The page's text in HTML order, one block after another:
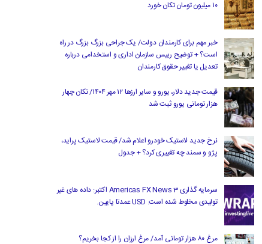
۱۰ میلیون تومان تکان خورد
خبر مهم برای کارمندان دولت/ یک جراحی بزرگ بزرگ در راه
است؟ + توضیح رییس سازمان اداری و استخدامی درباره
تعدیل یا تغییر حقوق کارمندان
قیمت جدید دلار، یورو و سایر ارزها ۱۲ مهر ۱۴۰۴/ تکان چهار
هزار تومانی یورو ثبت شد
نرخ جدید لاستیک خودرو اعلام شد/ قیمت لاستیک پراید،
پژو و سمند چه تغییری کرد؟ + جدول
سرمایه گذاری Americas FX News 3 اکتبر: داده های غیر
تولیدی مخلوط شده است. USD عمدتا پایین.
مرغ ۸۰ هزار تومانی آمد/ مرغ ارزان را از کجا بخریم؟